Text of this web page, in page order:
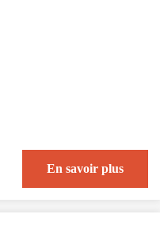
En savoir plus